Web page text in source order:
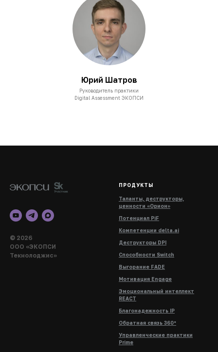
Юрий Шатров
Руководитель практики
Digital Assessment ЭКОПСИ
© 2026
ООО «ЭКОПСИ
Текнолоджис»
ПРОДУКТЫ
Таланты, деструкторы,
ценности «Орион»
Потенциал PiF
Компетенции delta.ai
Деструкторы DPI
Способности Switch
Выгорание FADE
Мотивация Engage
Эмоциональный интеллект
REACT
Благонадежность IP
Обратная связь 360°
Управленческие практики
Prime